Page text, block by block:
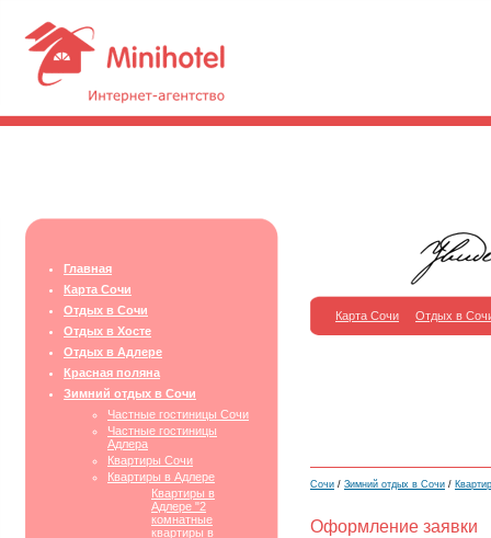
Главная
Карта Сочи
Отдых в Сочи
Отдых в Хосте
Отдых в Адлере
Красная поляна
Зимний отдых в Сочи
Частные гостиницы Сочи
Частные гостиницы
Адлера
Квартиры Сочи
Квартиры в Адлере
Квартиры в
Адлере "2
комнатные
квартиры в
Карта Сочи Отдых в
Сочи / Зимний отдых в Сочи /
Оформление заявки